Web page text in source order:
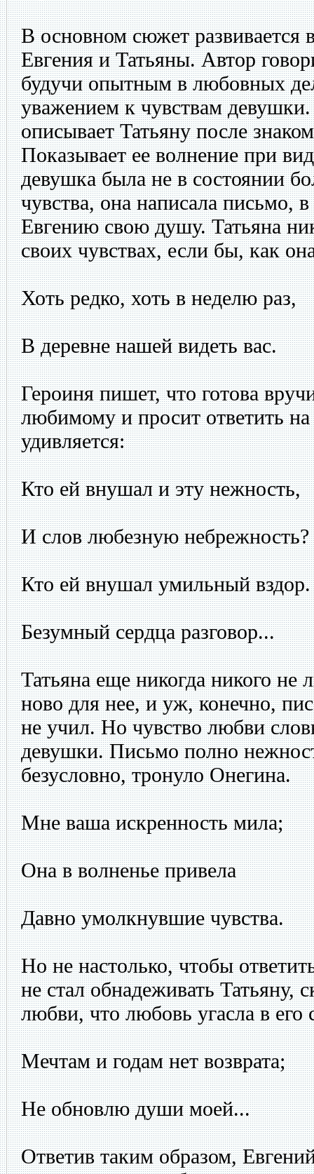
В основном сюжет развивается
Евгения и Татьяны. Автор
будучи опытным в любовных
уважением к чувствам
описывает Татьяну после
Показывает ее волнение при
девушка была не в состоянии
чувства, она написала письмо,
Евгению свою душу. Татьяна
своих чувствах, если бы, как
Хоть редко, хоть в неделю раз,
В деревне нашей видеть вас.
Героиня пишет, что готова
любимому и просит ответить
удивляется:
Кто ей внушал и эту нежность,
И слов любезную небрежность?
Кто ей внушал умильный вздор.
Безумный сердца разговор...
Татьяна еще никогда никого
ново для нее, и уж, конечно,
не учил. Но чувство любви
девушки. Письмо полно
безусловно, тронуло Онегина.
Мне ваша искренность мила;
Она в волненье привела
Давно умолкнувшие чувства.
Но не настолько, чтобы
не стал обнадеживать Татьяну,
любви, что любовь угасла в его
Мечтам и годам нет возврата;
Не обновлю души моей...
Ответив таким образом,